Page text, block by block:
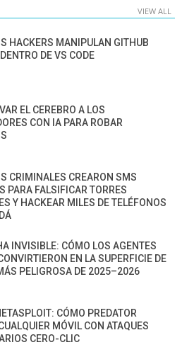
VIEW ALL
HACKERS MANIPULAN GITHUB
DE VS CODE
EL CEREBRO A LOS
CON IA PARA ROBAR
CRIMINALES CREARON SMS
PARA FALSIFICAR TORRES
Y HACKEAR MILES DE TELÉFONOS
INVISIBLE: CÓMO LOS AGENTES
EN LA SUPERFICIE DE
PELIGROSA DE 2025–2026
CÓMO PREDATOR
MÓVIL CON ATAQUES
CERO-CLIC